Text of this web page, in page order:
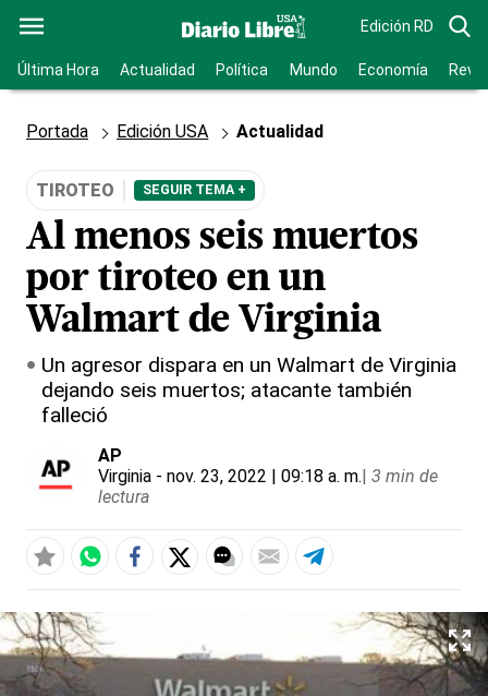
Edición RD
Última Hora Actualidad Política Mundo Economía
Portada Edición USA Actualidad
TIROTEO SEGUIR TEMA +
Al menos seis muertos
por tiroteo en un
Walmart de Virginia
Un agresor dispara en un Walmart de Virginia
dejando seis muertos; atacante también
falleció
AP
Virginia - nov. 23, 2022 | 09:18 a. m.| 3 min de
lectura